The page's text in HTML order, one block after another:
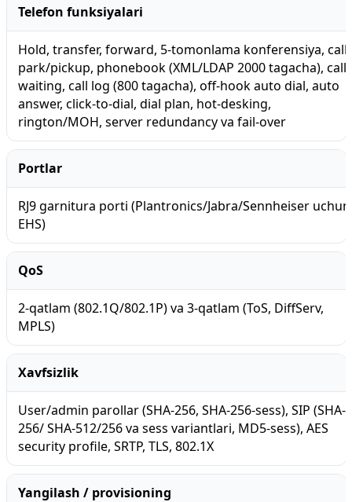
Telefon funksiyalari
Hold, transfer, forward, 5-tomonlama konferensiya, call
park/pickup, phonebook (XML/LDAP 2000 tagacha), call
waiting, call log (800 tagacha), off-hook auto dial, auto
answer, click-to-dial, dial plan, hot-desking,
rington/MOH, server redundancy va fail-over
Portlar
RJ9 garnitura porti (Plantronics/Jabra/Sennheiser uchun
EHS)
QoS
2-qatlam (802.1Q/802.1P) va 3-qatlam (ToS, DiffServ,
MPLS)
Xavfsizlik
User/admin parollar (SHA-256, SHA-256-sess), SIP (SHA-
256/ SHA-512/256 va sess variantlari, MD5-sess), AES
security profile, SRTP, TLS, 802.1X
Yangilash / provisioning